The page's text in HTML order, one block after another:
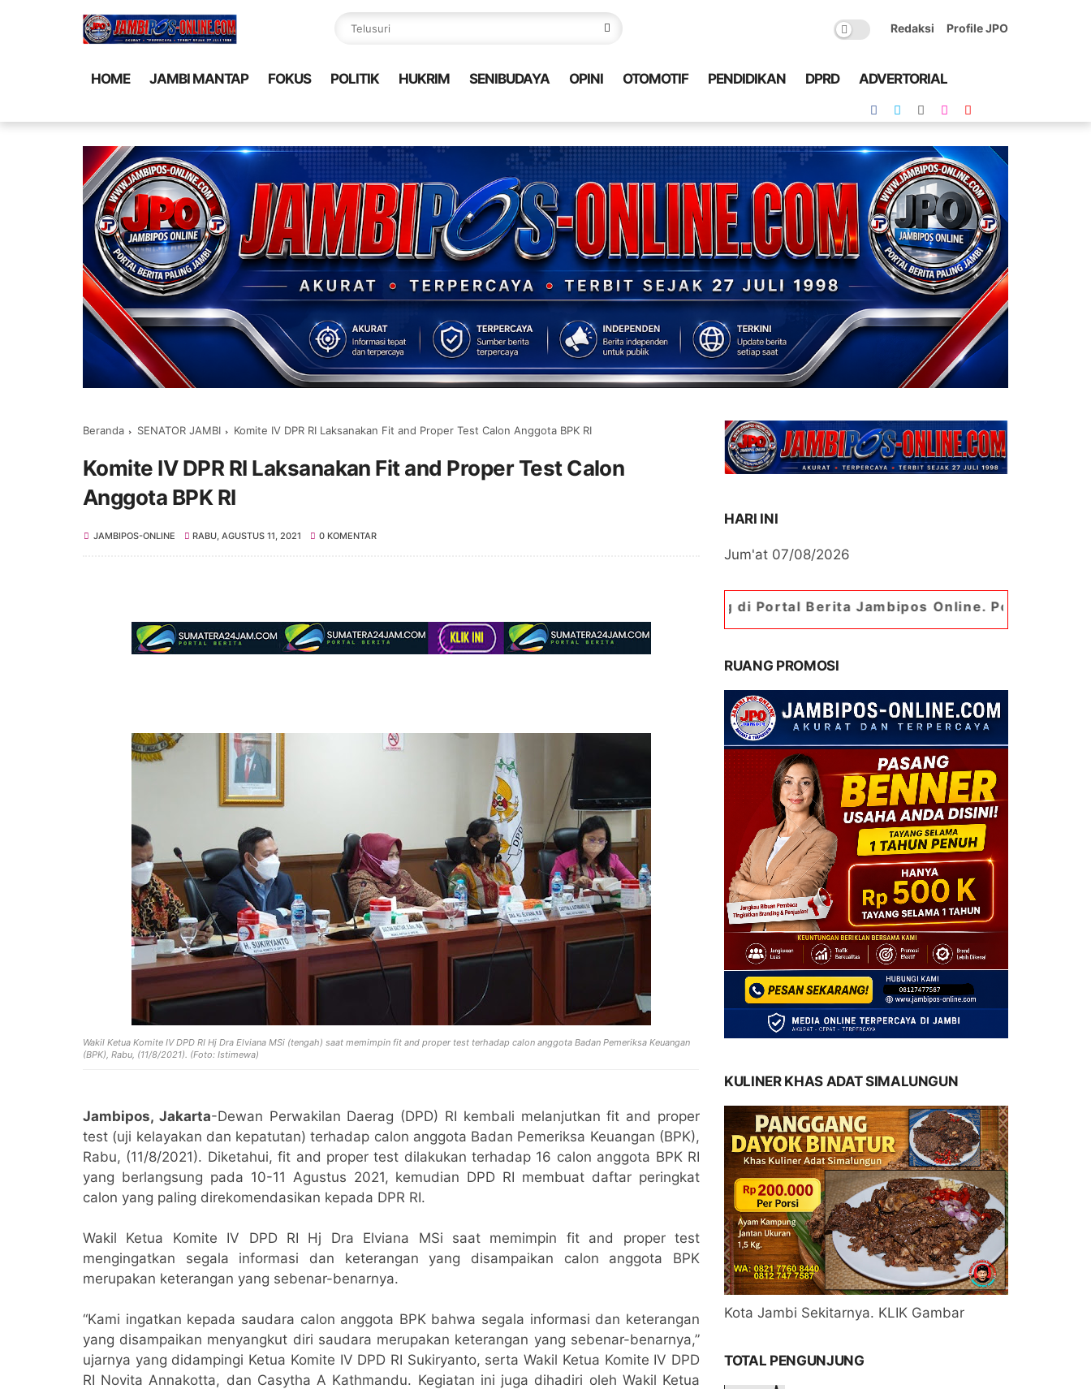
Redaksi Profile JPO
HOME JAMBI MANTAP FOKUS POLITIK HUKRIM SENIBUDAYA OPINI OTOMOTIF PENDIDIKAN DPRD ADVERTORIAL
Beranda SENATOR JAMBI Komite IV DPR RI Laksanakan Fit and Proper Test Calon Anggota BPK RI
Komite IV DPR RI Laksanakan Fit and Proper Test Calon
Anggota BPK RI
JAMBIPOS-ONLINE RABU, AGUSTUS 11, 2021 0 KOMENTAR
Wakil Ketua Komite IV DPD RI Hj Dra Elviana MSi (tengah) saat memimpin fit and proper test terhadap calon anggota Badan Pemeriksa Keuangan
(BPK), Rabu, (11/8/2021). (Foto: Istimewa)
Jambipos, Jakarta-Dewan Perwakilan Daerag (DPD) RI kembali melanjutkan fit and proper
test (uji kelayakan dan kepatutan) terhadap calon anggota Badan Pemeriksa Keuangan (BPK),
Rabu, (11/8/2021). Diketahui, fit and proper test dilakukan terhadap 16 calon anggota BPK RI
yang berlangsung pada 10-11 Agustus 2021, kemudian DPD RI membuat daftar peringkat
calon yang paling direkomendasikan kepada DPR RI.
Wakil Ketua Komite IV DPD RI Hj Dra Elviana MSi saat memimpin fit and proper test
mengingatkan segala informasi dan keterangan yang disampaikan calon anggota BPK
merupakan keterangan yang sebenar-benarnya.
“Kami ingatkan kepada saudara calon anggota BPK bahwa segala informasi dan keterangan
yang disampaikan menyangkut diri saudara merupakan keterangan yang sebenar-benarnya,”
ujarnya yang didampingi Ketua Komite IV DPD RI Sukiryanto, serta Wakil Ketua Komite IV DPD
RI Novita Annakotta, dan Casytha A Kathmandu. Kegiatan ini juga dihadiri oleh Wakil Ketua
HARI INI
Jum'at 07/08/2026
Selamat Datang di Portal Berita Jambipos Online. Portal Berita Paling Jambi
RUANG PROMOSI
KULINER KHAS ADAT SIMALUNGUN
Kota Jambi Sekitarnya. KLIK Gambar
TOTAL PENGUNJUNG